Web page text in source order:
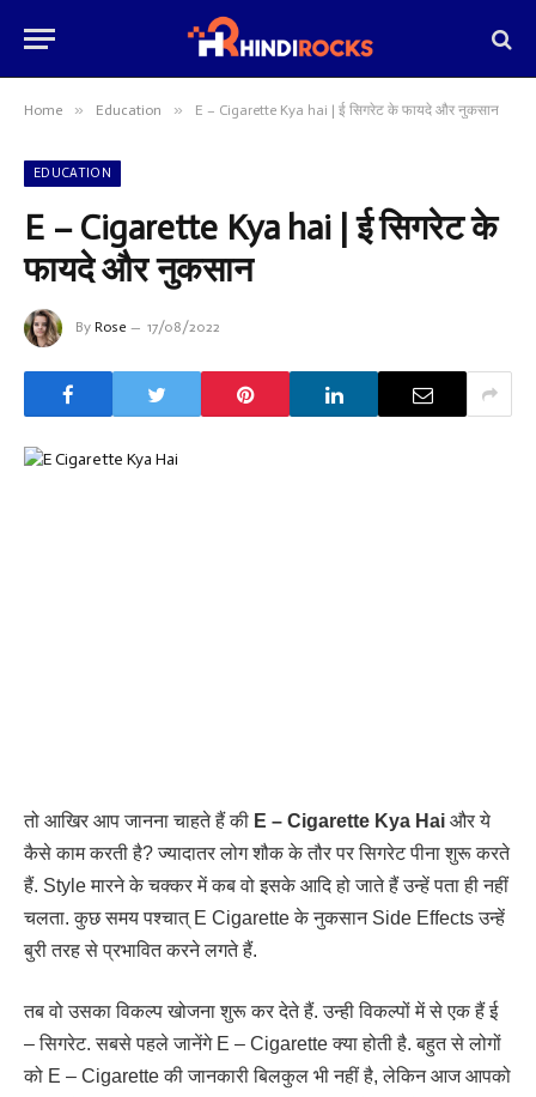
Home » Education » E – Cigarette Kya hai | ई सिगरेट के फायदे और नुकसान
EDUCATION
E – Cigarette Kya hai | ई सिगरेट के
फायदे और नुकसान
By Rose 17/08/2022
तो आखिर आप जानना चाहते हैं की E – Cigarette Kya Hai और ये
कैसे काम करती है? ज्यादातर लोग शौक के तौर पर सिगरेट पीना शुरू करते
हैं. Style मारने के चक्कर में कब वो इसके आदि हो जाते हैं उन्हें पता ही नहीं
चलता. कुछ समय पश्चात् E Cigarette के नुकसान Side Effects उन्हें
बुरी तरह से प्रभावित करने लगते हैं.
तब वो उसका विकल्प खोजना शुरू कर देते हैं. उन्ही विकल्पों में से एक हैं ई
– सिगरेट. सबसे पहले जानेंगे E – Cigarette क्या होती है. बहुत से लोगों
को E – Cigarette की जानकारी बिलकुल भी नहीं है, लेकिन आज आपको